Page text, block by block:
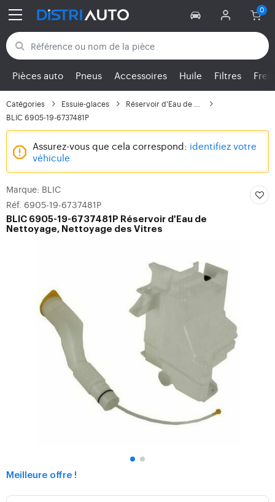
Retour aux catégories
Pièces auto Pneus Accessoires Huile Filtres
Catégories Essuie-glaces
BLIC 6905-19-6737481P
Assurez-vous que cela correspond: identifiez votre
véhicule
Marque: BLIC
Réf. 6905-19-6737481P
BLIC 6905-19-6737481P Réservoir d'Eau de
Nettoyage, Nettoyage des Vitres
Meilleure offre !